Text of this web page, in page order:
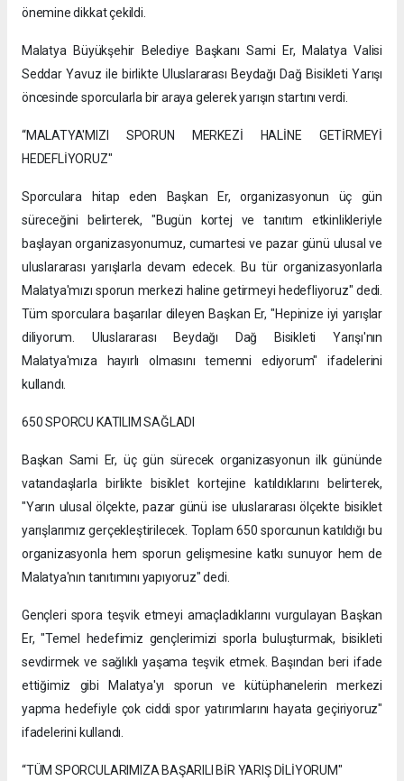
önemine dikkat çekildi.
Malatya Büyükşehir Belediye Başkanı Sami Er, Malatya Valisi
Seddar Yavuz ile birlikte Uluslararası Beydağı Dağ Bisikleti Yarışı
öncesinde sporcularla bir araya gelerek yarışın startını verdi.
“MALATYA'MIZI SPORUN MERKEZİ HALİNE GETİRMEYİ
HEDEFLİYORUZ"
Sporculara hitap eden Başkan Er, organizasyonun üç gün
süreceğini belirterek, "Bugün kortej ve tanıtım etkinlikleriyle
başlayan organizasyonumuz, cumartesi ve pazar günü ulusal ve
uluslararası yarışlarla devam edecek. Bu tür organizasyonlarla
Malatya'mızı sporun merkezi haline getirmeyi hedefliyoruz" dedi.
Tüm sporculara başarılar dileyen Başkan Er, "Hepinize iyi yarışlar
diliyorum. Uluslararası Beydağı Dağ Bisikleti Yarışı'nın
Malatya'mıza hayırlı olmasını temenni ediyorum" ifadelerini
kullandı.
650 SPORCU KATILIM SAĞLADI
Başkan Sami Er, üç gün sürecek organizasyonun ilk gününde
vatandaşlarla birlikte bisiklet kortejine katıldıklarını belirterek,
"Yarın ulusal ölçekte, pazar günü ise uluslararası ölçekte bisiklet
yarışlarımız gerçekleştirilecek. Toplam 650 sporcunun katıldığı bu
organizasyonla hem sporun gelişmesine katkı sunuyor hem de
Malatya'nın tanıtımını yapıyoruz" dedi.
Gençleri spora teşvik etmeyi amaçladıklarını vurgulayan Başkan
Er, "Temel hedefimiz gençlerimizi sporla buluşturmak, bisikleti
sevdirmek ve sağlıklı yaşama teşvik etmek. Başından beri ifade
ettiğimiz gibi Malatya'yı sporun ve kütüphanelerin merkezi
yapma hedefiyle çok ciddi spor yatırımlarını hayata geçiriyoruz"
ifadelerini kullandı.
“TÜM SPORCULARIMIZA BAŞARILI BİR YARIŞ DİLİYORUM"